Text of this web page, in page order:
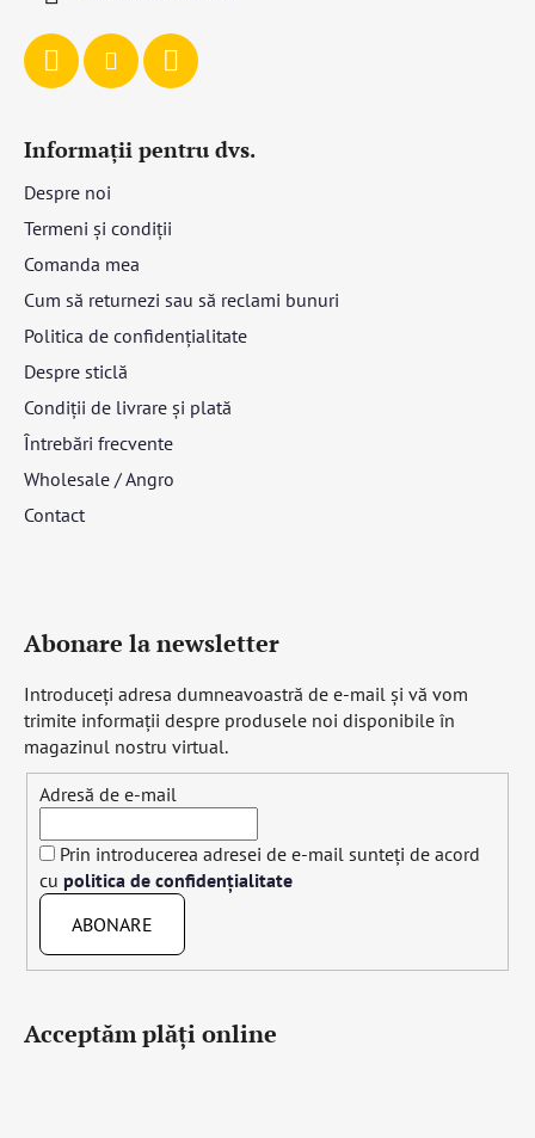
Informații pentru dvs.
Despre noi
Termeni și condiții
Comanda mea
Cum să returnezi sau să reclami bunuri
Politica de confidențialitate
Despre sticlă
Condiții de livrare și plată
Întrebări frecvente
Wholesale / Angro
Contact
Abonare la newsletter
Introduceţi adresa dumneavoastră de e-mail şi vă vom
trimite informaţii despre produsele noi disponibile în
magazinul nostru virtual.
Adresă de e-mail
Prin introducerea adresei de e-mail sunteți de acord
cu politica de confidențialitate
ABONARE
Acceptăm plăţi online